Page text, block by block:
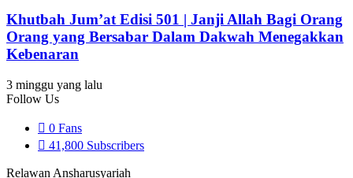
Khutbah Jum’at Edisi 501 | Janji Allah Bagi Orang
Orang yang Bersabar Dalam Dakwah Menegakkan
Kebenaran
3 minggu yang lalu
Follow Us
0 Fans
41,800 Subscribers
Relawan Ansharusyariah